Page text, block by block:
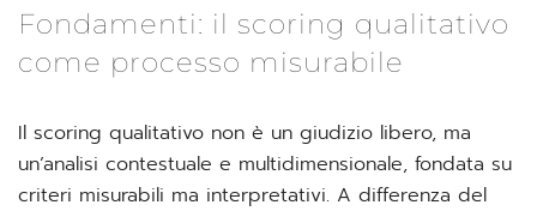
Fondamenti: il scoring qualitativo
come processo misurabile
Il scoring qualitativo non è un giudizio libero, ma
un’analisi contestuale e multidimensionale, fondata su
criteri misurabili ma interpretativi. A differenza del